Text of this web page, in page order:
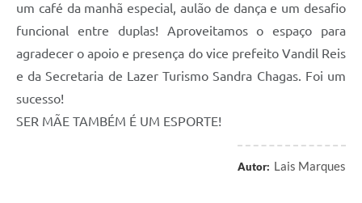
um café da manhã especial, aulão de dança e um desafio
funcional entre duplas! Aproveitamos o espaço para
agradecer o apoio e presença do vice prefeito Vandil Reis
e da Secretaria de Lazer Turismo Sandra Chagas. Foi um
sucesso!
SER MÃE TAMBÉM É UM ESPORTE!
Autor: Lais Marques